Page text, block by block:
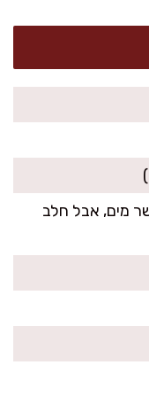
מים, אבל חלב